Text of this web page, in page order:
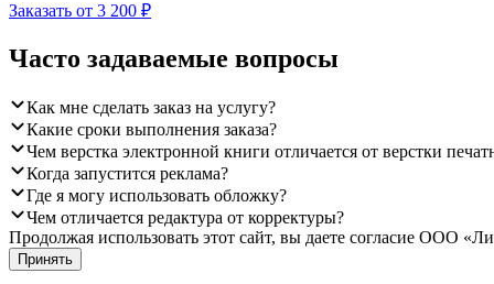
Заказать от 3 200 ₽
Часто задаваемые вопросы
Как мне сделать заказ на услугу?
Какие сроки выполнения заказа?
Чем верстка электронной книги отличается от верстки
Когда запустится реклама?
Где я могу использовать обложку?
Чем отличается редактура от корректуры?
Продолжая использовать этот сайт, вы даете согласие ООО
Принять